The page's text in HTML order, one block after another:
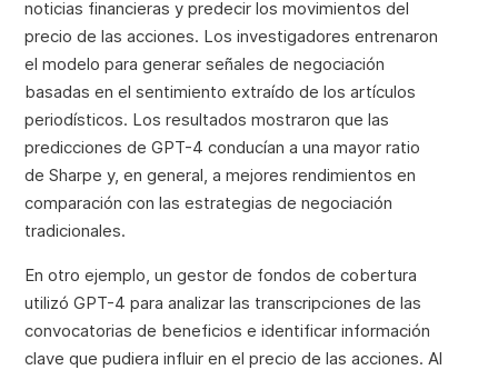
noticias financieras y predecir los movimientos del
precio de las acciones. Los investigadores entrenaron
el modelo para generar señales de negociación
basadas en el sentimiento extraído de los artículos
periodísticos. Los resultados mostraron que las
predicciones de GPT-4 conducían a una mayor ratio
de Sharpe y, en general, a mejores rendimientos en
comparación con las estrategias de negociación
tradicionales.
En otro ejemplo, un gestor de fondos de cobertura
utilizó GPT-4 para analizar las transcripciones de las
convocatorias de beneficios e identificar información
clave que pudiera influir en el precio de las acciones. Al